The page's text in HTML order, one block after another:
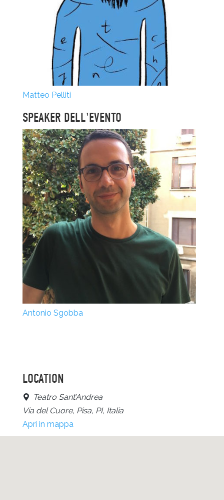
Matteo Pelliti
SPEAKER DELL'EVENTO
Antonio Sgobba
LOCATION
Teatro Sant’Andrea
Via del Cuore, Pisa, PI, Italia
Apri in mappa